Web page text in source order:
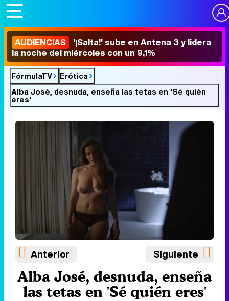
AUDIENCIAS '¡Salta!' sube en Antena 3 y lidera
la noche del miércoles con un 9,1%
FórmulaTV
Erótica
Alba José, desnuda, enseña las tetas en 'Sé quién
eres'
Anterior Siguiente
Alba José, desnuda, enseña
las tetas en 'Sé quién eres'